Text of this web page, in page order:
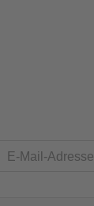
E-Mail-Adresse